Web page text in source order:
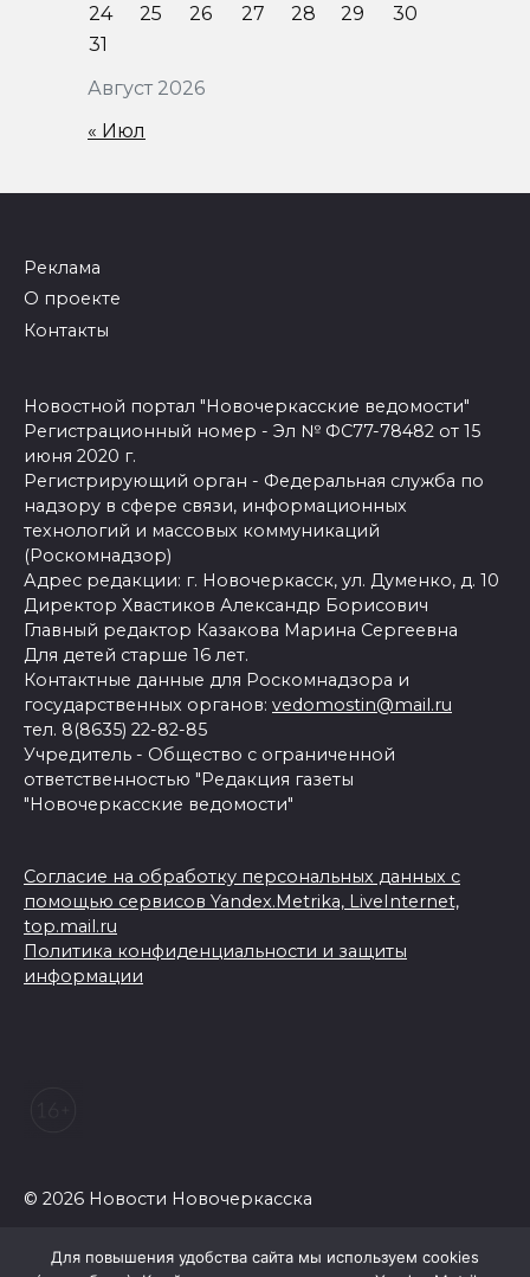
Август 2026
24
25 26 27 28 29
30
31
« Июл
Реклама
О проекте
Контакты
Новостной портал "Новочеркасские ведомости"
Регистрационный номер - Эл № ФС77-78482 от 15
июня 2020 г.
Регистрирующий орган - Федеральная служба по
надзору в сфере связи, информационных
технологий и массовых коммуникаций
(Роскомнадзор)
Адрес редакции: г. Новочеркасск, ул. Думенко, д. 10
Директор Хвастиков Александр Борисович
Главный редактор Казакова Марина Сергеевна
Для детей старше 16 лет.
Контактные данные для Роскомнадзора и
государственных органов: vedomostin@mail.ru
тел. 8(8635) 22-82-85
Учредитель - Общество с ограниченной
ответственностью "Редакция газеты
"Новочеркасские ведомости"
Согласие на обработку персональных данных с
помощью сервисов Yandex.Metrika, LiveInternet,
top.mail.ru
Политика конфиденциальности и защиты
информации
© 2026 Новости Новочеркасска
Для повышения удобства сайта мы используем cookies